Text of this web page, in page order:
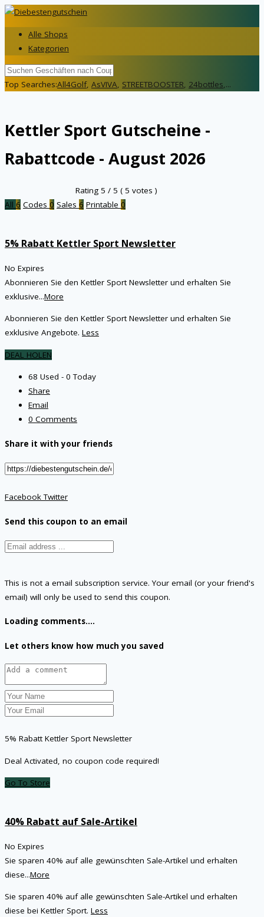
Alle Shops
Kategorien
Top Searches:All4Golf, AsVIVA, STREETBOOSTER, 24bottles,...
Kettler Sport Gutscheine -
Rabattcode - August 2026
Rating 5 / 5 ( 5 votes )
All 6 Codes 0 Sales 6 Printable 0
5% Rabatt Kettler Sport Newsletter
No Expires
Abonnieren Sie den Kettler Sport Newsletter und erhalten Sie
exklusive...More
Abonnieren Sie den Kettler Sport Newsletter und erhalten Sie
exklusive Angebote. Less
DEAL HOLEN
68 Used - 0 Today
Share
Email
0 Comments
Share it with your friends
FacebookTwitter
Send this coupon to an email
This is not a email subscription service. Your email (or your friend's
email) will only be used to send this coupon.
Loading comments....
Let others know how much you saved
5% Rabatt Kettler Sport Newsletter
Deal Activated, no coupon code required!
Go To Store
40% Rabatt auf Sale-Artikel
No Expires
Sie sparen 40% auf alle gewünschten Sale-Artikel und erhalten
diese...More
Sie sparen 40% auf alle gewünschten Sale-Artikel und erhalten
diese bei Kettler Sport. Less